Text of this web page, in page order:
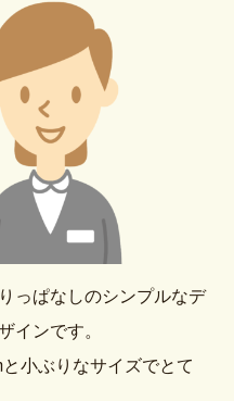
っぱなしのシンプルなデ
インです。
小ぶりなサイズでとて